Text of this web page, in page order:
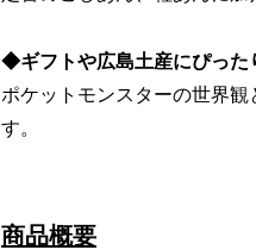
◆ギフトや広島土産にぴった
ポケットモンスターの世界
す。
商品概要